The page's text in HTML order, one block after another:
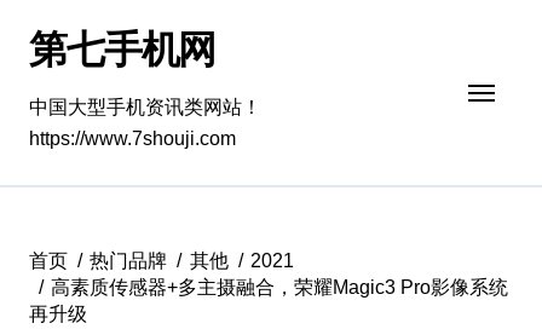
第七手机网
中国大型手机资讯类网站！
https://www.7shouji.com
首页 热门品牌 其他
2021
高素质传感器+多主摄融合，荣耀Magic3 Pro影像系统
再升级